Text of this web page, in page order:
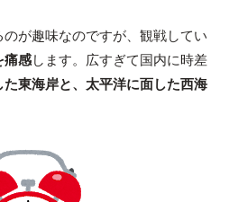
が趣味なのですが、観戦してい
痛感します。広すぎて国内に時差
た東海岸と、太平洋に面した西海